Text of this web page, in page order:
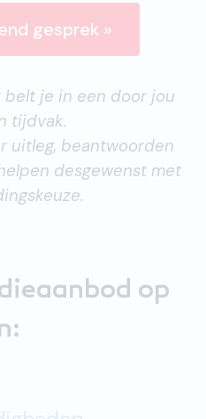
gesprek »
je in een door jou
tijdvak.
uitleg, beantwoorden
desgewenst met
op